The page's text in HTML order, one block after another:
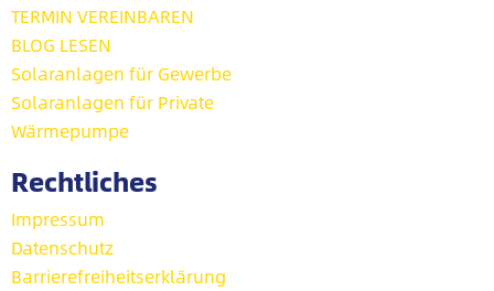
TERMIN VEREINBAREN
BLOG LESEN
Solaranlagen für Gewerbe
Solaranlagen für Private
Wärmepumpe
Rechtliches
Impressum
Datenschutz
Barrierefreiheitserklärung